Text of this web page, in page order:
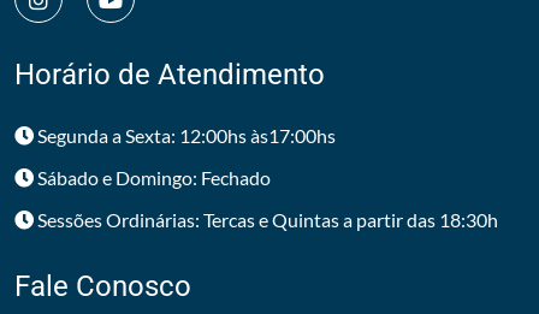
Horário de Atendimento
Segunda a Sexta: 12:00hs às17:00hs
Sábado e Domingo: Fechado
Sessões Ordinárias: Tercas e Quintas a partir das 18:30h
Fale Conosco